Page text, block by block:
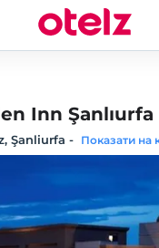
Inn Şanlıurfa
Şanliurfa - Показати на